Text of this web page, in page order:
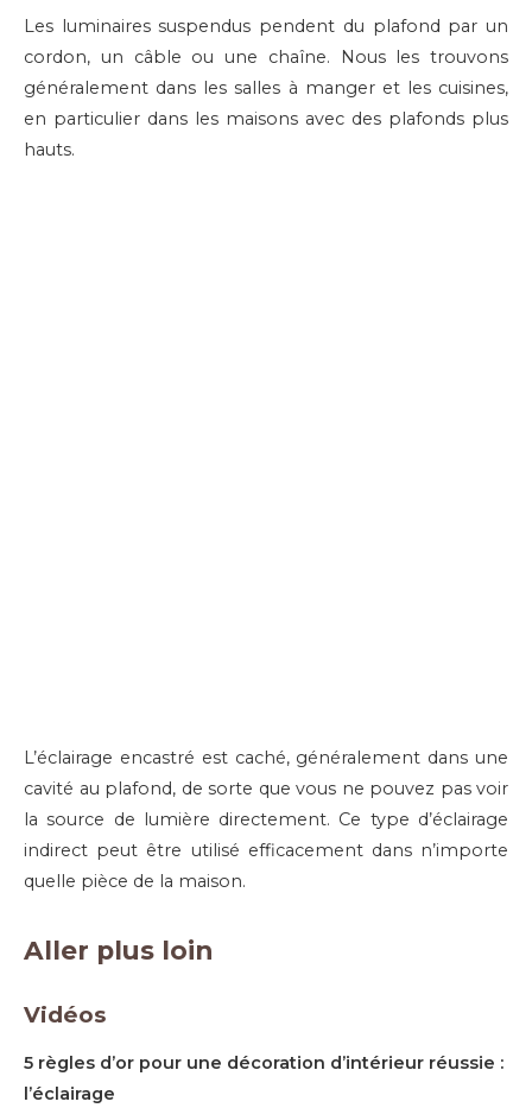
Les luminaires suspendus pendent du plafond par un
cordon, un câble ou une chaîne. Nous les trouvons
généralement dans les salles à manger et les cuisines,
en particulier dans les maisons avec des plafonds plus
hauts.
L’éclairage encastré est caché, généralement dans une
cavité au plafond, de sorte que vous ne pouvez pas voir
la source de lumière directement. Ce type d’éclairage
indirect peut être utilisé efficacement dans n’importe
quelle pièce de la maison.
Aller plus loin
Vidéos
5 règles d’or pour une décoration d’intérieur réussie :
l’éclairage